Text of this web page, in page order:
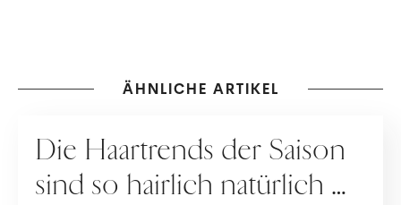
ÄHNLICHE ARTIKEL
Die Haartrends der Saison
sind so hairlich natürlich …